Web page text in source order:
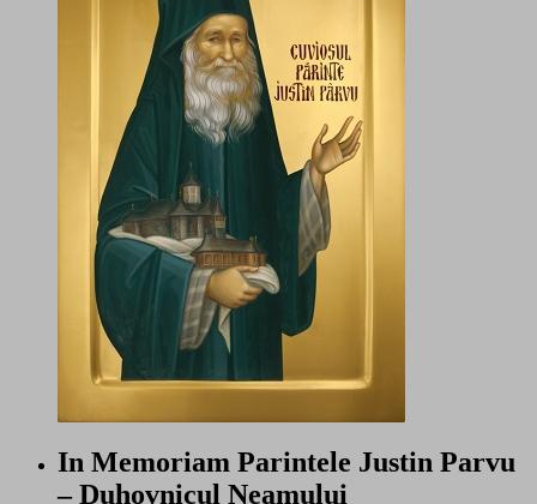
In Memoriam Parintele Justin Parvu
– Duhovnicul Neamului